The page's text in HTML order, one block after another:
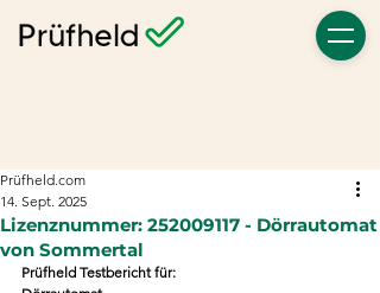
Lizenznummer: 252009117 - Dörrautomat
von Sommertal
Prüfheld.com
14. Sept. 2025
Prüfheld Testbericht für: